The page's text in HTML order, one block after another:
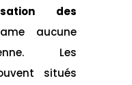
des
aucune
Les
situés